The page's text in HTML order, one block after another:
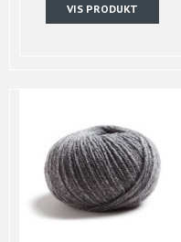
VIS PRODUKT